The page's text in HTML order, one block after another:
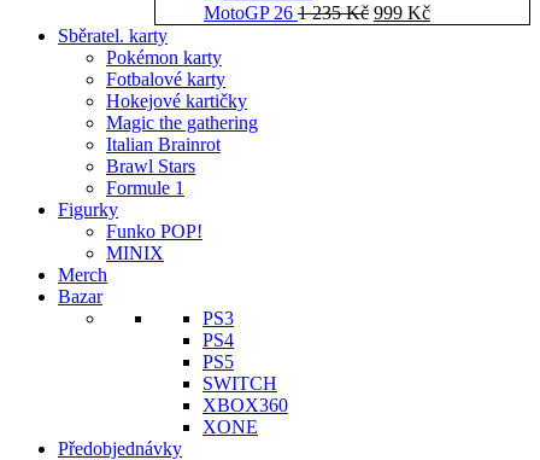
MotoGP 26 1 235Kč Původní
999 KčAktuální
Sběratel. karty
Pokémon karty
Fotbalové karty
Hokejové kartičky
Magic the gathering
Italian Brainrot
Brawl Stars
Formule 1
Figurky
Funko POP!
MINIX
Merch
Bazar
PS3
PS4
PS5
SWITCH
XBOX360
XONE
Předobjednávky